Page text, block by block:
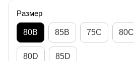
Размер
80B 85B 75C 80C
80D 85D